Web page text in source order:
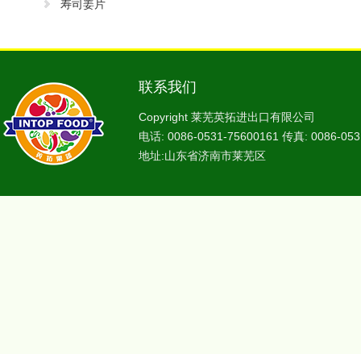
寿司姜片
联系我们
Copyright 莱芜英拓进出口有限公司
电话: 0086-0531-75600161 传真: 0086-
地址:山东省济南市莱芜区